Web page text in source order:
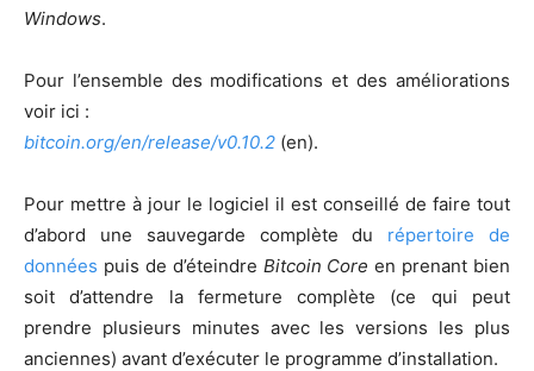
Windows.
Pour l’ensemble des modifications et des améliorations
voir ici :
bitcoin.org/en/release/v0.10.2 (en).
Pour mettre à jour le logiciel il est conseillé de faire tout
d’abord une sauvegarde complète du répertoire de
données puis de d’éteindre Bitcoin Core en prenant bien
soit d’attendre la fermeture complète (ce qui peut
prendre plusieurs minutes avec les versions les plus
anciennes) avant d’exécuter le programme d’installation.